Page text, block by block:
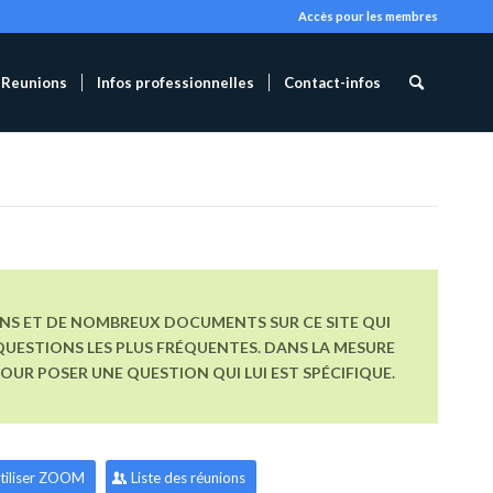
Accès pour les membres
Reunions Infos professionnelles Contact-infos
ET DE NOMBREUX DOCUMENTS SUR CE SITE QUI
LES PLUS FRÉQUENTES. DANS LA MESURE
POSER UNE QUESTION QUI LUI EST SPÉCIFIQUE.
ZOOM Liste des réunions